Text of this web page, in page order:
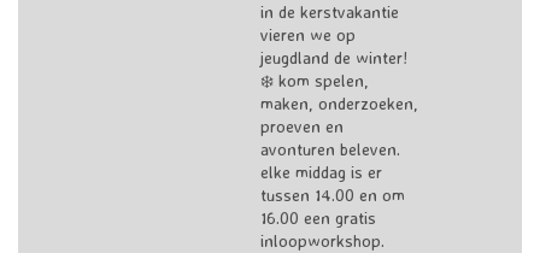
in de kerstvakantie
vieren we op
jeugdland de winter!
❄️ kom spelen,
maken, onderzoeken,
proeven en
avonturen beleven.
elke middag is er
tussen 14.00 en om
16.00 een gratis
inloopworkshop.